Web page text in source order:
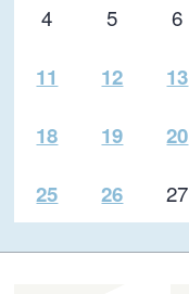
4
5 6
11 12 13
18 19 20
25 26 27